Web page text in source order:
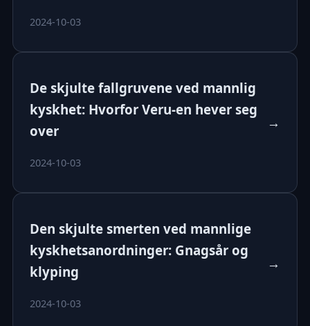
2024-10-03
De skjulte fallgruvene ved mannlig
kyskhet: Hvorfor Veru-en hever seg
over
2024-10-03
→
Den skjulte smerten ved mannlige
kyskhetsanordninger: Gnagsår og
klyping
2024-10-03
→